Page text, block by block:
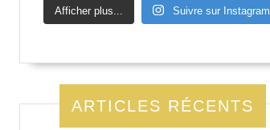
Afficher plus... Suivre sur Instagram
ARTICLES RÉCENTS